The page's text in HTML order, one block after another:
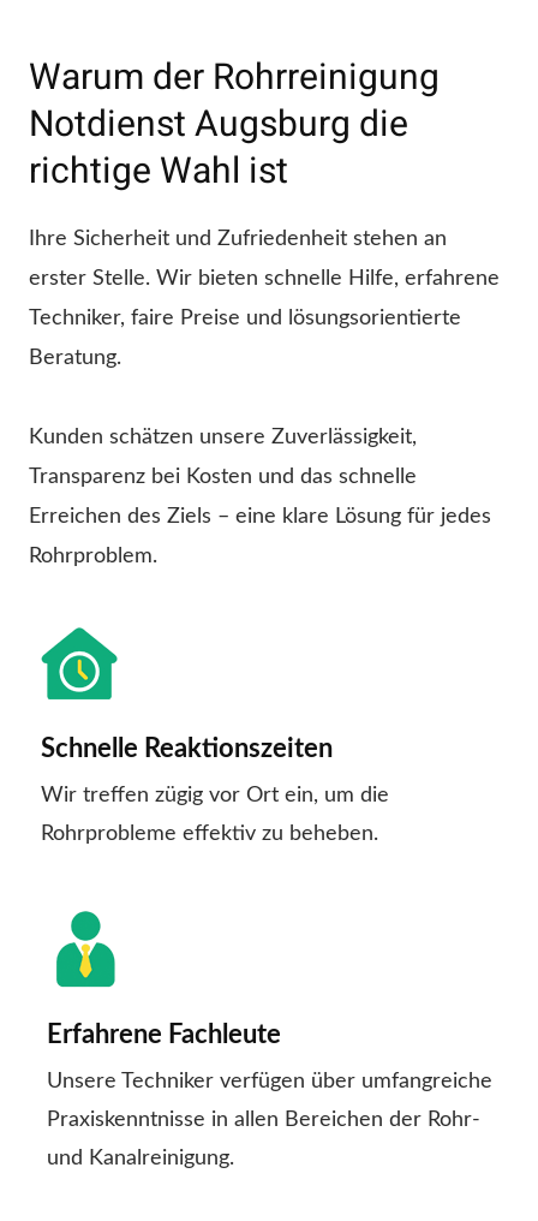
Warum der Rohrreinigung
Notdienst Augsburg die
richtige Wahl ist
Ihre Sicherheit und Zufriedenheit stehen an
erster Stelle. Wir bieten schnelle Hilfe, erfahrene
Techniker, faire Preise und lösungsorientierte
Beratung.
Kunden schätzen unsere Zuverlässigkeit,
Transparenz bei Kosten und das schnelle
Erreichen des Ziels – eine klare Lösung für jedes
Rohrproblem.
Schnelle Reaktionszeiten
Wir treffen zügig vor Ort ein, um die
Rohrprobleme effektiv zu beheben.
Erfahrene Fachleute
Unsere Techniker verfügen über umfangreiche
Praxiskenntnisse in allen Bereichen der Rohr-
und Kanalreinigung.